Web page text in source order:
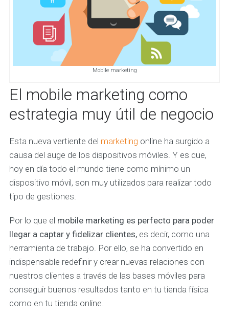
Mobile marketing
El mobile marketing como
estrategia muy útil de negocio
Esta nueva vertiente del marketing online ha surgido a
causa del auge de los dispositivos móviles. Y es que,
hoy en día todo el mundo tiene como mínimo un
dispositivo móvil, son muy utilizados para realizar todo
tipo de gestiones.
Por lo que el mobile marketing es perfecto para poder
llegar a captar y fidelizar clientes,es decir, como una
herramienta de trabajo. Por ello, se ha convertido en
indispensable redefinir y crear nuevas relaciones con
nuestros clientes a través de las bases móviles para
conseguir buenos resultados tanto en tu tienda física
como en tu tienda online.